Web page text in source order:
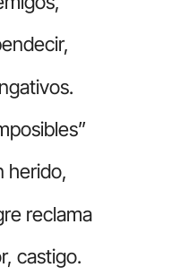
herido,
reclama
castigo.